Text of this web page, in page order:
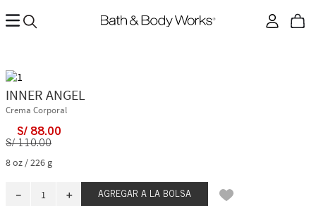
INNER ANGEL
Crema Corporal
S/ 88.00
S/ 110.00
8 oz / 226 g
＋
－ AGREGAR A LA BOLSA